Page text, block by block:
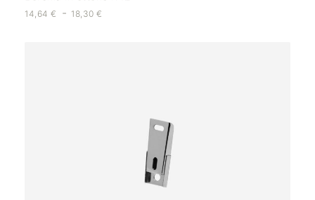
14,64 € - 18,30€